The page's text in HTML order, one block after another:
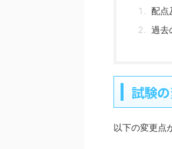
配点
過去
試験
以下の変更点